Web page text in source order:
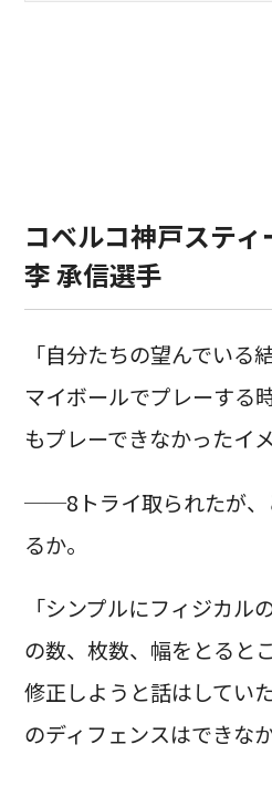
コベルコ神戸スティ
李 承信選手
「自分たちの望んでいる
マイボールでプレーする
もプレーできなかったイ
──8トライ取られたが、
るか。
「シンプルにフィジカル
の数、枚数、幅をとると
修正しようと話はしてい
のディフェンスはできなか